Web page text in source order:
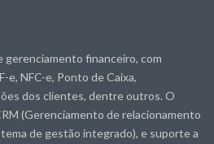
gerenciamento financeiro, com
e, NFC-e, Ponto de Caixa,
dos clientes, dentre outros. O
(Gerenciamento de relacionamento
de gestão integrado), e suporte a